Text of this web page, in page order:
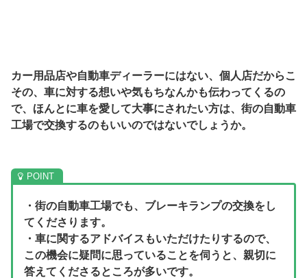
カー用品店や自動車ディーラーにはない、個人店だからこ
その、車に対する想いや気もちなんかも伝わってくるの
で、ほんとに車を愛して大事にされたい方は、街の自動車
工場で交換するのもいいのではないでしょうか。
・街の自動車工場でも、ブレーキランプの交換をし
てくださります。
・車に関するアドバイスもいただけたりするので、
この機会に疑問に思っていることを伺うと、親切に
答えてくださるところが多いです。